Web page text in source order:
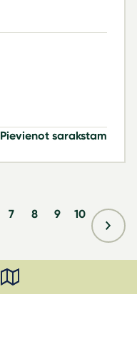
Pievienot sarakstam
7 8 9
10